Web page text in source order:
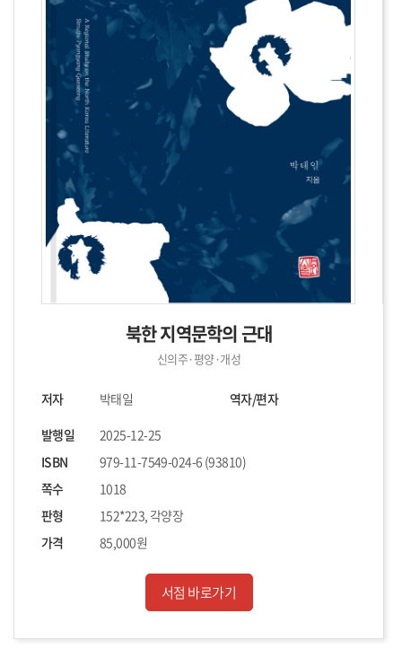
북한 지역문학의 근대
신의주·평양·개성
저자 박태일
역자/편자
발행일
2025-12-25
ISBN
979-11-7549-024-6 (93810)
쪽수
1018
판형
152*223, 각양장
가격
85,000원
서점 바로가기